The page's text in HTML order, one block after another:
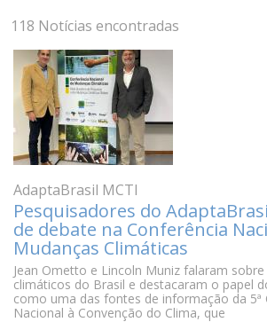
118 Notícias encontradas
AdaptaBrasil MCTI
Pesquisadores do
de debate na Conferência
Mudanças Climáticas
Jean Ometto e Lincoln Muniz falaram
climáticos do Brasil e destacaram o papel
como uma das fontes de informação da 5ª
Nacional à Convenção do Clima, que